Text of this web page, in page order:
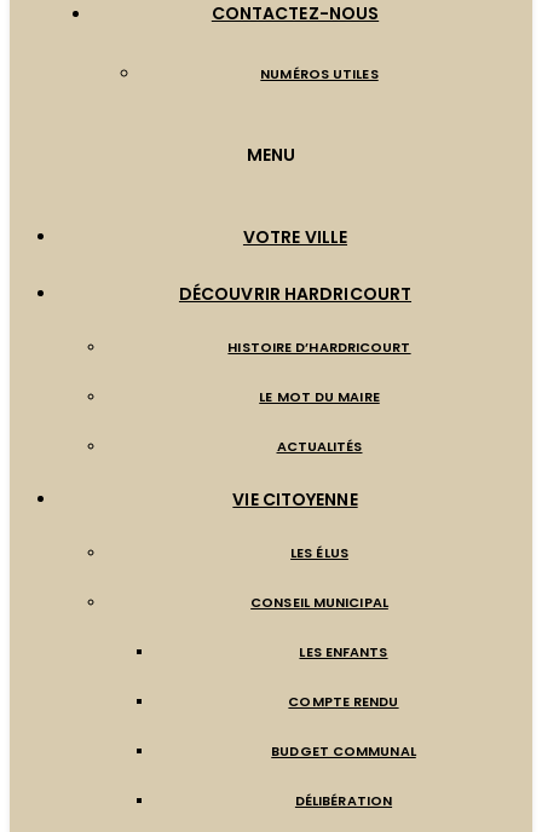
CONTACTEZ-NOUS
NUMÉROS UTILES
MENU
VOTRE VILLE
DÉCOUVRIR HARDRICOURT
HISTOIRE D’HARDRICOURT
LE MOT DU MAIRE
ACTUALITÉS
VIE CITOYENNE
LES ÉLUS
CONSEIL MUNICIPAL
LES ENFANTS
COMPTE RENDU
BUDGET COMMUNAL
DÉLIBÉRATION